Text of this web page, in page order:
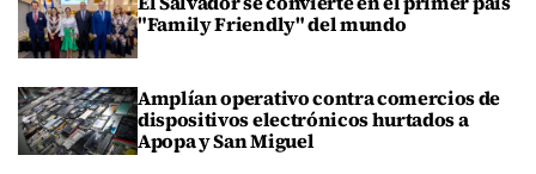
"Family Friendly" del mundo
Amplían operativo contra comercios de
dispositivos electrónicos hurtados a
Apopa y San Miguel